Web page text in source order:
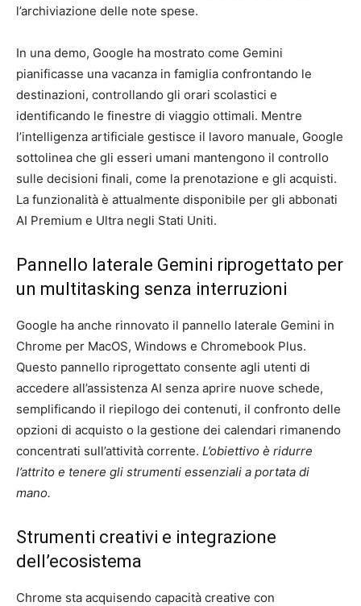
l’archiviazione delle note spese.
In una demo, Google ha mostrato come Gemini
pianificasse una vacanza in famiglia confrontando le
destinazioni, controllando gli orari scolastici e
identificando le finestre di viaggio ottimali. Mentre
l’intelligenza artificiale gestisce il lavoro manuale, Google
sottolinea che gli esseri umani mantengono il controllo
sulle decisioni finali, come la prenotazione e gli acquisti.
La funzionalità è attualmente disponibile per gli abbonati
AI Premium e Ultra negli Stati Uniti.
Pannello laterale Gemini riprogettato per
un multitasking senza interruzioni
Google ha anche rinnovato il pannello laterale Gemini in
Chrome per MacOS, Windows e Chromebook Plus.
Questo pannello riprogettato consente agli utenti di
accedere all’assistenza AI senza aprire nuove schede,
semplificando il riepilogo dei contenuti, il confronto delle
opzioni di acquisto o la gestione dei calendari rimanendo
concentrati sull’attività corrente. L’obiettivo è ridurre
l’attrito e tenere gli strumenti essenziali a portata di
mano.
Strumenti creativi e integrazione
dell’ecosistema
Chrome sta acquisendo capacità creative con